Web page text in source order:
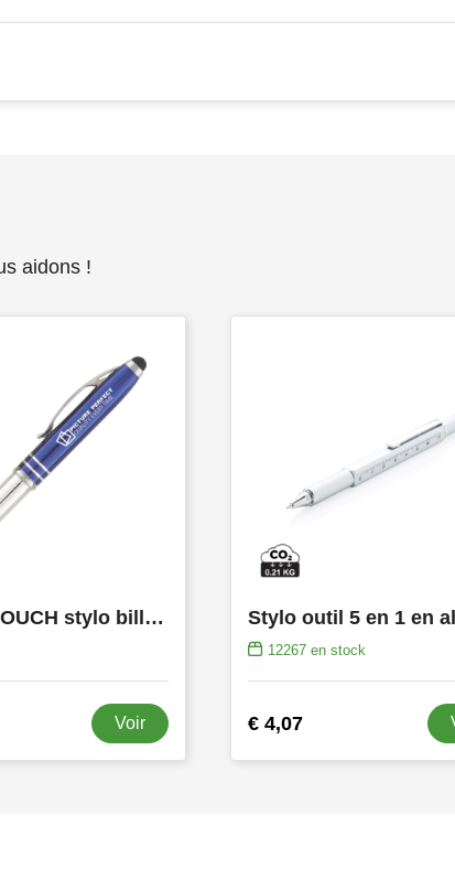
aidons !
MELOS TOUCH stylo bille métal avec LED et gravure laser
Voir
12267 en stock
€ 4,07